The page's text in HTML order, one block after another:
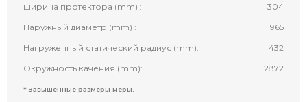
ширина протектора (mm) :
304
Наружный диаметр (mm) :
965
Нагруженный статический радиус (mm):
432
Окружность качения (mm):
2872
* Завышенные размеры меры.